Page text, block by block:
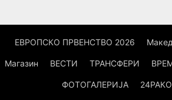
ЕВРОПСКО ПРВЕНСТВО 2026
Магазин ВЕСТИ ТРАНСФЕРИ
ФОТОГАЛЕРИЈА